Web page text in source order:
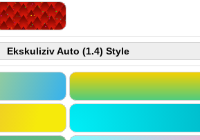
Ekskuliziv Auto (1.4) Style